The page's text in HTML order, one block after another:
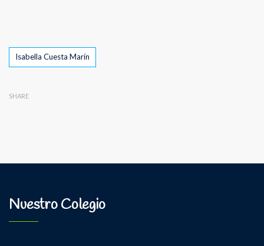
Tags
Isabella Cuesta Marín
SHARE
Nuestro Colegio